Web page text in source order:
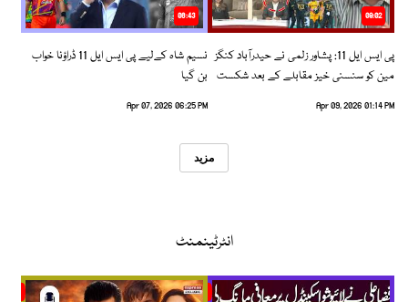
09:02
پی ایس ایل 11: پشاور زلمی نے حیدرآباد کنگز
مین کو سنسنی خیز مقابلے کے بعد شکست
Apr 09, 2026 01:14 PM
06:43
نسیم شاہ کےلیے پی ایس ایل 11 ڈراؤنا خواب
بن گیا
Apr 07, 2026 06:25 PM
مزید
انٹرٹینمنٹ